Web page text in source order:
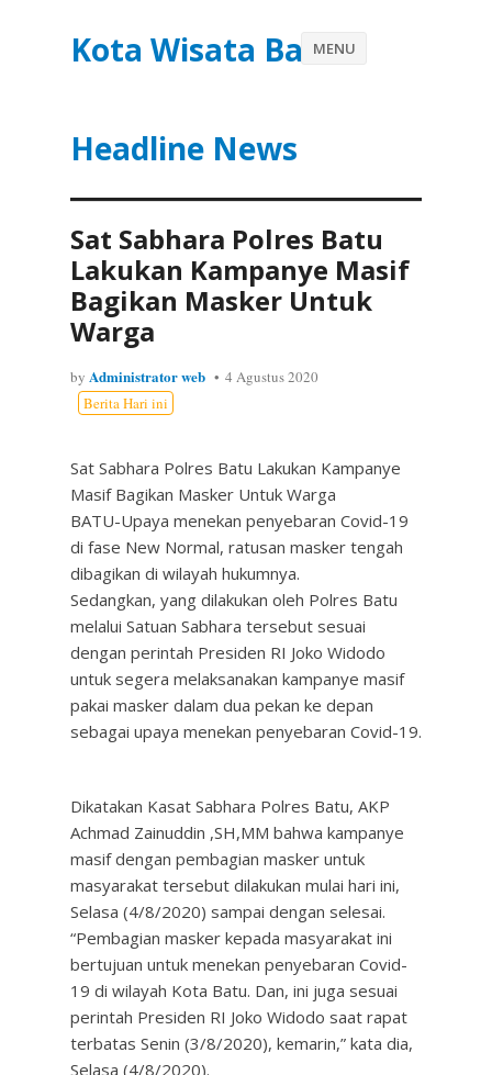
Kota Wisata Batu
Headline News
MENU
Sat Sabhara Polres Batu
Lakukan Kampanye Masif
Bagikan Masker Untuk
Warga
by Administrator web
4 Agustus 2020
Berita Hari ini
Sat Sabhara Polres Batu Lakukan Kampanye
Masif Bagikan Masker Untuk Warga
BATU-Upaya menekan penyebaran Covid-19
di fase New Normal, ratusan masker tengah
dibagikan di wilayah hukumnya.
Sedangkan, yang dilakukan oleh Polres Batu
melalui Satuan Sabhara tersebut sesuai
dengan perintah Presiden RI Joko Widodo
untuk segera melaksanakan kampanye masif
pakai masker dalam dua pekan ke depan
sebagai upaya menekan penyebaran Covid-19.
Dikatakan Kasat Sabhara Polres Batu, AKP
Achmad Zainuddin ,SH,MM bahwa kampanye
masif dengan pembagian masker untuk
masyarakat tersebut dilakukan mulai hari ini,
Selasa (4/8/2020) sampai dengan selesai.
“Pembagian masker kepada masyarakat ini
bertujuan untuk menekan penyebaran Covid-
19 di wilayah Kota Batu. Dan, ini juga sesuai
perintah Presiden RI Joko Widodo saat rapat
terbatas Senin (3/8/2020), kemarin,” kata dia,
Selasa (4/8/2020).